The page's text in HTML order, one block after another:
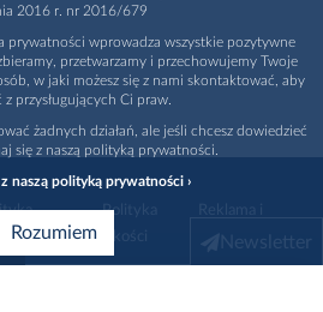
Polityka
promocja
2016 r. nr 2016/679
prywatności wprowadza wszystkie pozytywne
przetwarzamy i przechowujemy Twoje
w jaki możesz się z nami skontaktować, aby
z przysługujących Ci praw.
żadnych działań, ale jeśli chcesz dowiedzieć
się z naszą polityką prywatności.
naszą polityką prywatności ›
Rozumiem Newsletter